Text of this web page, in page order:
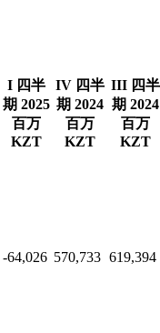
I 四半
期 2025
百万
KZT
IV 四半
期 2024
百万
KZT
III 四半
期 2024
百万
KZT
-64,026 570,733 619,394